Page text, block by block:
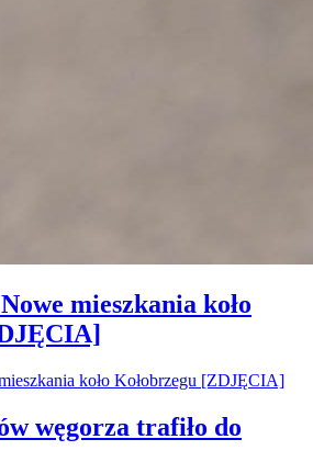
mieszkania koło
węgorza trafiło do